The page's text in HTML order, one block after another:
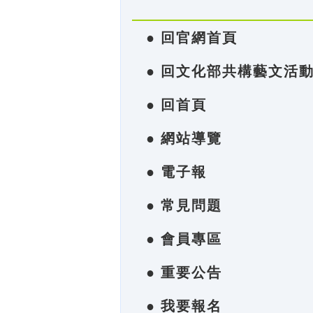
● 回官網首頁
● 回文化部共構藝文活
● 回首頁
● 網站導覽
● 電子報
● 常見問題
● 會員專區
● 重要公告
● 我要報名